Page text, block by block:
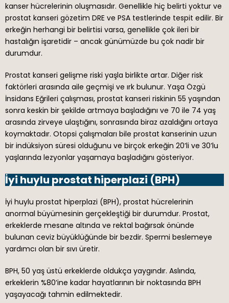
kanser hücrelerinin oluşmasıdır. Genellikle hiç belirti yoktur ve
prostat kanseri gözetim DRE ve PSA testlerinde tespit edilir. Bir
erkeğin herhangi bir belirtisi varsa, genellikle çok ileri bir
hastalığın işaretidir – ancak günümüzde bu çok nadir bir
durumdur.
Prostat kanseri gelişme riski yaşla birlikte artar. Diğer risk
faktörleri arasında aile geçmişi ve ırk bulunur. Yaşa Özgü
İnsidans Eğrileri çalışması, prostat kanseri riskinin 55 yaşından
sonra keskin bir şekilde artmaya başladığını ve 70 ile 74 yaş
arasında zirveye ulaştığını, sonrasında biraz azaldığını ortaya
koymaktadır. Otopsi çalışmaları bile prostat kanserinin uzun
bir indüksiyon süresi olduğunu ve birçok erkeğin 20’li ve 30’lu
yaşlarında lezyonlar yaşamaya başladığını gösteriyor.
İyi huylu prostat hiperplazi (BPH)
İyi huylu prostat hiperplazi (BPH), prostat hücrelerinin
anormal büyümesinin gerçekleştiği bir durumdur. Prostat,
erkeklerde mesane altında ve rektal bağırsak önünde
bulunan ceviz büyüklüğünde bir bezdir. Spermi beslemeye
yardımcı olan bir sıvı üretir.
BPH, 50 yaş üstü erkeklerde oldukça yaygındır. Aslında,
erkeklerin %80’ine kadar hayatlarının bir noktasında BPH
yaşayacağı tahmin edilmektedir.